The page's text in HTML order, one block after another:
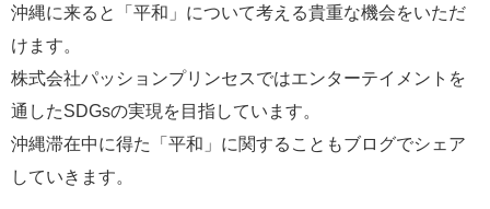
沖縄に来ると「平和」について考える貴重な機会をいただ
けます。
株式会社パッションプリンセスではエンターテイメントを
通したSDGsの実現を目指しています。
沖縄滞在中に得た「平和」に関することもブログでシェア
していきます。